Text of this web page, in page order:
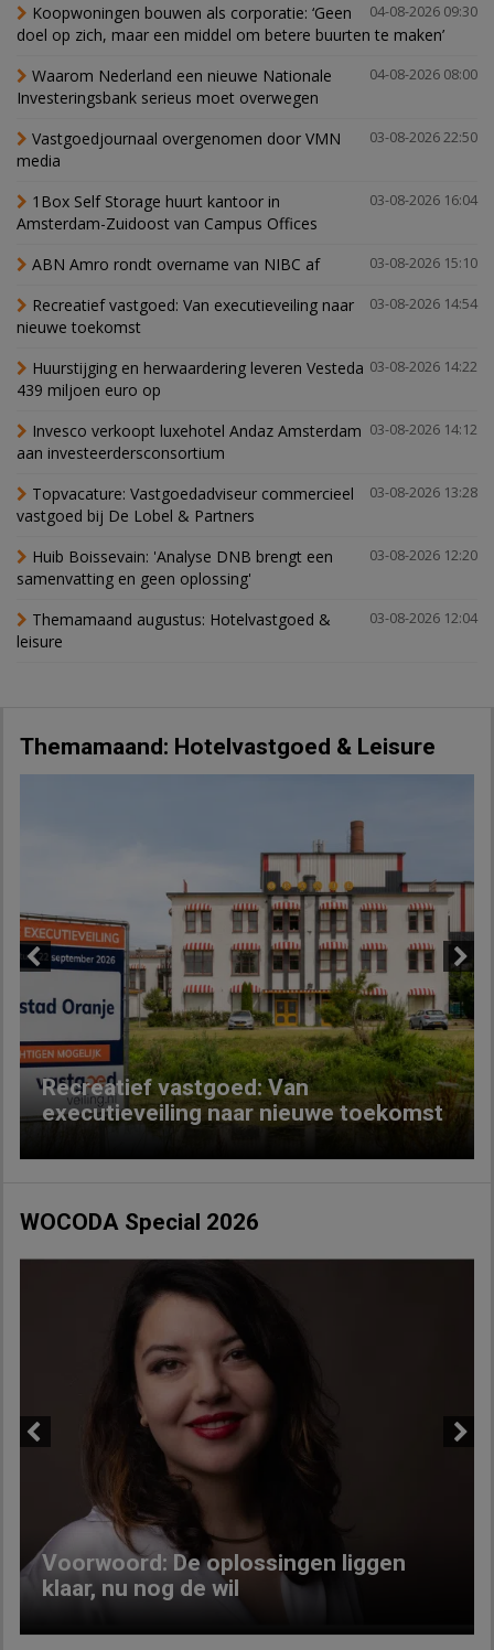
04-08-2026 09:30
Koopwoningen bouwen als corporatie: ‘Geen
doel op zich, maar een middel om betere buurten te maken’
04-08-2026 08:00
Waarom Nederland een nieuwe Nationale
Investeringsbank serieus moet overwegen
03-08-2026 22:50
Vastgoedjournaal overgenomen door VMN
media
03-08-2026 16:04
1Box Self Storage huurt kantoor in
Amsterdam-Zuidoost van Campus Offices
03-08-2026 15:10
ABN Amro rondt overname van NIBC af
03-08-2026 14:54
Recreatief vastgoed: Van executieveiling naar
nieuwe toekomst
03-08-2026 14:22
Huurstijging en herwaardering leveren Vesteda
439 miljoen euro op
03-08-2026 14:12
Invesco verkoopt luxehotel Andaz Amsterdam
aan investeerdersconsortium
03-08-2026 13:28
Topvacature: Vastgoedadviseur commercieel
vastgoed bij De Lobel & Partners
03-08-2026 12:20
Huib Boissevain: 'Analyse DNB brengt een
samenvatting en geen oplossing'
03-08-2026 12:04
Themamaand augustus: Hotelvastgoed &
leisure
Themamaand: Hotelvastgoed & Leisure
Recreatief vastgoed: Van
executieveiling naar nieuwe toekomst
Next
WOCODA Special 2026
Voorwoord: De oplossingen liggen
klaar, nu nog de wil